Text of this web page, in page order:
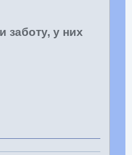
заботу, у них